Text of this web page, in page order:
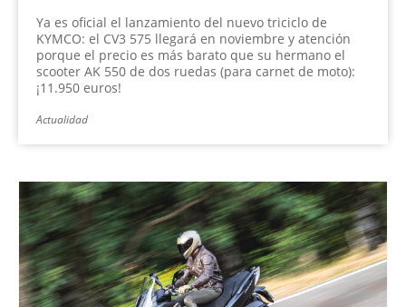
Ya es oficial el lanzamiento del nuevo triciclo de
KYMCO: el CV3 575 llegará en noviembre y atención
porque el precio es más barato que su hermano el
scooter AK 550 de dos ruedas (para carnet de moto):
¡11.950 euros!
Actualidad